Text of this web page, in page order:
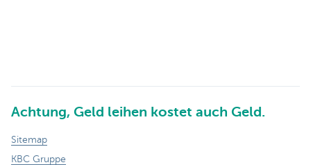
Achtung, Geld leihen kostet auch Geld.
Sitemap
KBC Gruppe